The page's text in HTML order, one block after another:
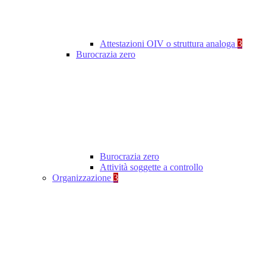
Attestazioni OIV o struttura analoga 3
Burocrazia zero
Burocrazia zero
Attività soggette a controllo
Organizzazione 3